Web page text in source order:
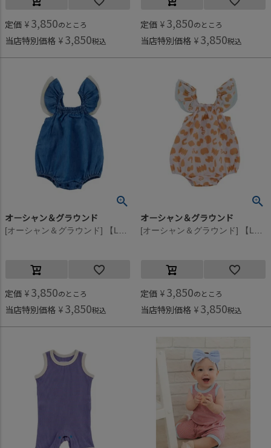
定価 ¥ 3,850のところ
当店特別価格 ¥ 3,850税込
定価 ¥ 3,850のところ
当店特別価格 ¥ 3,850税込
オーシャン＆グラウンド
定価 ¥ 3,850のところ
当店特別価格 ¥ 3,850税込
オーシャン＆グラウンド
定価 ¥ 3,850のところ
当店特別価格 ¥ 3,850税込